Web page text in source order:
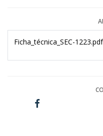
Ficha_técnica_SEC-1223.pdf